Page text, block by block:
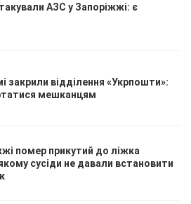
АЗС у Запоріжжі: є
закрили відділення «Укрпошти»:
мешканцям
помер прикутий до ліжка
сусіди не давали встановити